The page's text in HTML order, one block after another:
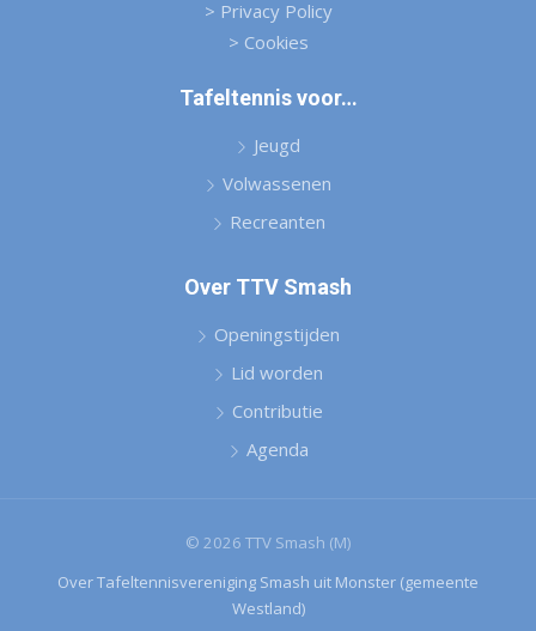
> Privacy Policy
> Cookies
Tafeltennis voor…
Jeugd
Volwassenen
Recreanten
Over TTV Smash
Openingstijden
Lid worden
Contributie
Agenda
© 2026 TTV Smash (M)
Over Tafeltennisvereniging Smash uit Monster (gemeente
Westland)